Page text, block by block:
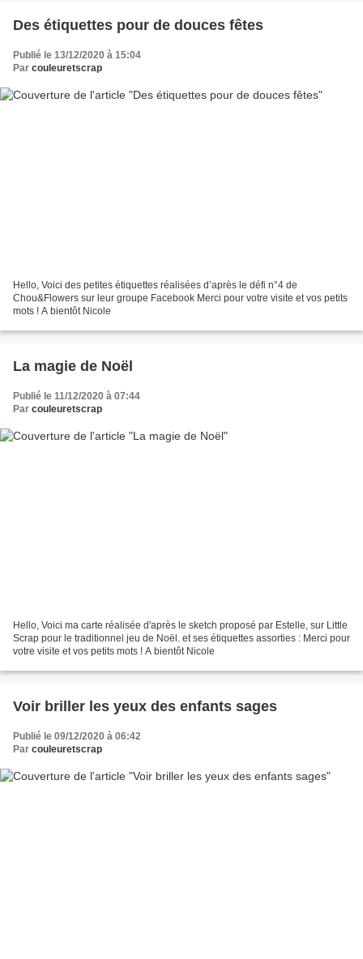
Des étiquettes pour de douces fêtes
Publié le 13/12/2020 à 15:04
Par couleuretscrap
Hello, Voici des petites étiquettes réalisées d’après le défi n°4 de
Chou&Flowers sur leur groupe Facebook Merci pour votre visite et vos petits
mots ! A bientôt Nicole
La magie de Noël
Publié le 11/12/2020 à 07:44
Par couleuretscrap
Hello, Voici ma carte réalisée d'après le sketch proposé par Estelle, sur Little
Scrap pour le traditionnel jeu de Noël. et ses étiquettes assorties : Merci pour
votre visite et vos petits mots ! A bientôt Nicole
Voir briller les yeux des enfants sages
Publié le 09/12/2020 à 06:42
Par couleuretscrap